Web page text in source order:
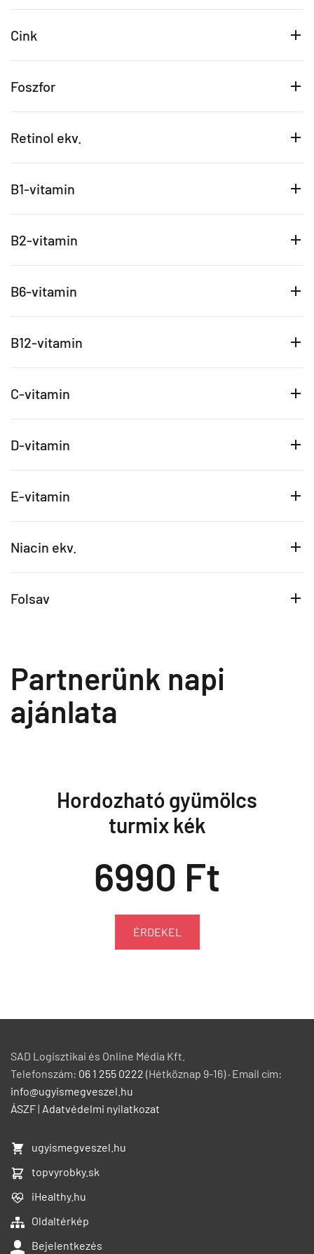
Cink
Foszfor
Retinol ekv.
B1-vitamin
B2-vitamin
B6-vitamin
B12-vitamin
C-vitamin
D-vitamin
E-vitamin
Niacin ekv.
Folsav
Partnerünk napi
ajánlata
Hordozható gyümölcs
turmix kék
6990 Ft
ÉRDEKEL
SAD Logisztikai és Online Média Kft.
Telefonszám: 06 1 255 0222 (Hétköznap 9-16) · Email cím:
info@ugyismegveszel.hu
ÁSZF| Adatvédelmi nyilatkozat
ugyismegveszel.hu
topvyrobky.sk
iHealthy.hu
Oldaltérkép
Bejelentkezés